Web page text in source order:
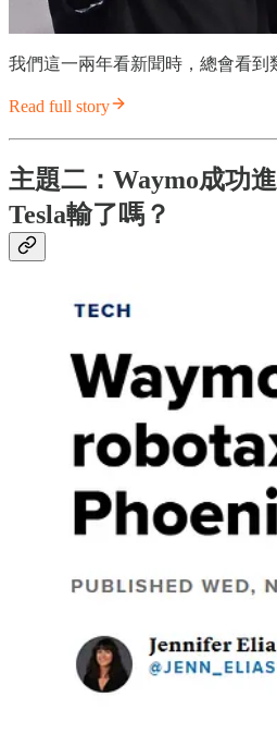
我們這一兩年看新聞時，總會看到
Read full story
主題二：Waymo成功
Tesla輸了嗎？